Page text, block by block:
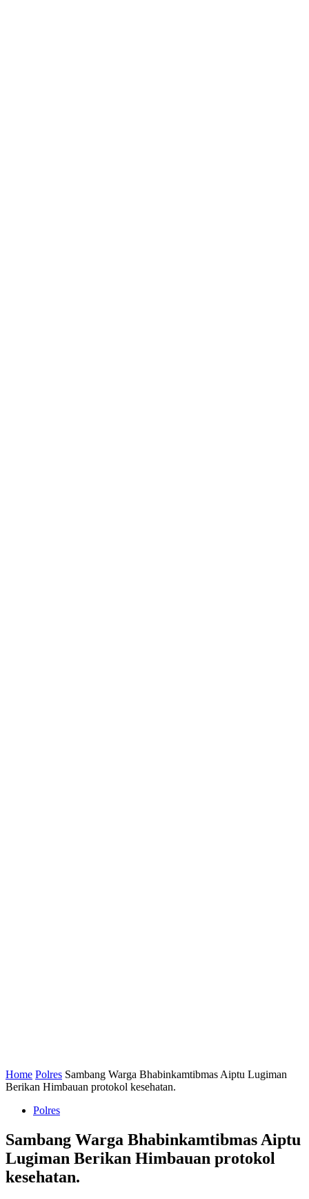
Home Polres Sambang Warga Bhabinkamtibmas Aiptu Lugiman
Berikan Himbauan protokol kesehatan.
Polres
Sambang Warga Bhabinkamtibmas Aiptu
Lugiman Berikan Himbauan protokol
kesehatan.